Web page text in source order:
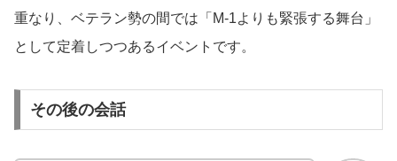
重なり、ベテラン勢の間では「M-1よりも緊張する舞台」
として定着しつつあるイベントです。
その後の会話